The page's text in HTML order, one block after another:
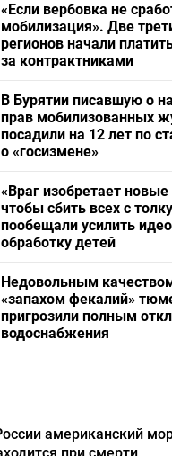
«Если вербовка не
мобилизация». Две
регионов начали
за контрактниками
В Бурятии писавшую о
прав мобилизованных
посадили на 12 лет по
о «госизмене»
«Враг изобретает
чтобы сбить всех с
пообещали усилить
обработку детей
Недовольным
«запахом фекалий»
пригрозили полным
водоснабжения